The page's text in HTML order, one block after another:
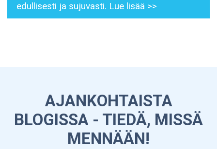
edullisesti ja sujuvasti. Lue lisää >>
AJANKOHTAISTA
BLOGISSA - TIEDÄ, MISSÄ
MENNÄÄN!